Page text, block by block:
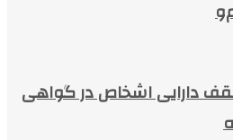
دارایی اشخاص در گواهی